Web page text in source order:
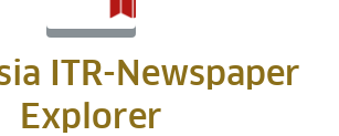
ITR-Newspaper
Explorer